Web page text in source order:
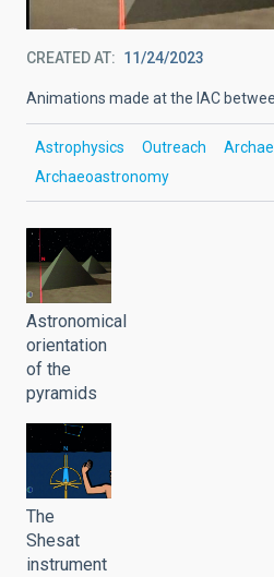
CREATED AT 11/24/2023
Animations made at the IAC
Astrophysics Outreach
Archaeoastronomy
Astronomical
orientation
of the
pyramids
The
Shesat
instrument